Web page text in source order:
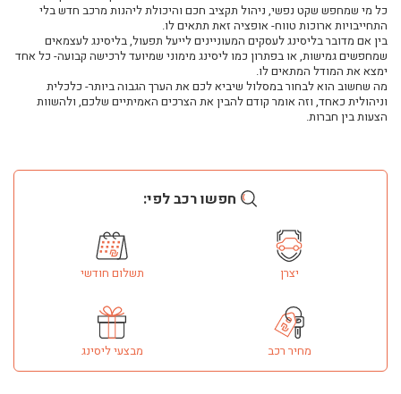
ליסינג
ליסינג מימוני
ליסינג תפעולי
ליסינג פרטי
השכרת רכב
כתבות ליסינג
כל מי שמחפש שקט נפשי, ניהול תקציב חכם והיכולת ליהנות מרכב חדש בלי
התחייבויות ארוכות טווח- אופציה זאת תתאים לו.
בין אם מדובר בליסינג לעסקים המעוניינים לייעל תפעול, בליסינג לעצמאים
שמחפשים גמישות, או בפתרון כמו ליסינג מימוני שמיועד לרכישה קבועה- כל אחד
ימצא את המודל המתאים לו.
מה שחשוב הוא לבחור במסלול שיביא לכם את הערך הגבוה ביותר- כלכלית
וניהולית כאחד, וזה אומר קודם להבין את הצרכים האמיתיים שלכם, ולהשוות
הצעות בין חברות.
חפשו רכב לפי:
יצרן תשלום חודשי
מחיר רכב מבצעי ליסינג